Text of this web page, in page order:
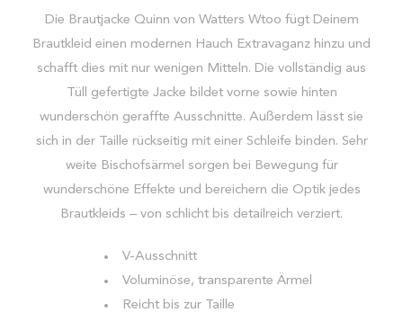
Die Brautjacke Quinn von Watters Wtoo fügt Deinem
Brautkleid einen modernen Hauch Extravaganz hinzu und
schafft dies mit nur wenigen Mitteln. Die vollständig aus
Tüll gefertigte Jacke bildet vorne sowie hinten
wunderschön geraffte Ausschnitte. Außerdem lässt sie
sich in der Taille rückseitig mit einer Schleife binden. Sehr
weite Bischofsärmel sorgen bei Bewegung für
wunderschöne Effekte und bereichern die Optik jedes
Brautkleids – von schlicht bis detailreich verziert.
V-Ausschnitt
Voluminöse, transparente Ärmel
Reicht bis zur Taille